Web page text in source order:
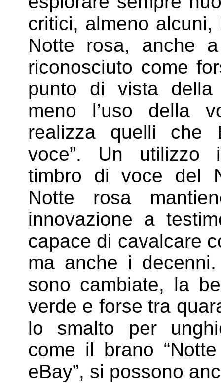
critici, almeno alcuni,
Notte rosa, anche
riconosciuto come
punto di vista
meno l’uso della
realizza quelli che
voce”. Un utilizzo
timbro di voce del
Notte rosa
innovazione a
capace di cavalcare
ma anche i
sono cambiate, la
verde e forse tra
lo smalto per
come il brano
eBay”, si possono